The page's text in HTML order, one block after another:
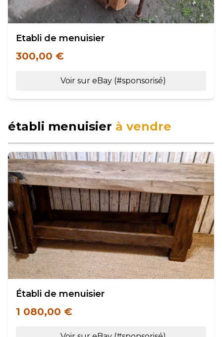
Etabli de menuisier
300,00 €
Voir sur eBay (#sponsorisé)
établi menuisier à vendre
Établi de menuisier
1 080,00 €